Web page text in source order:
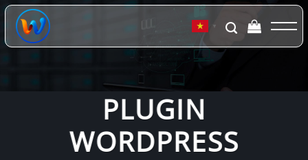
Chuyển
đến
dung
▼
PLUGIN
WORDPRESS